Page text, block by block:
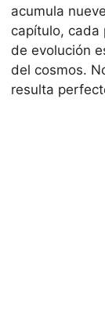
acumula
capítulo, cada
de evolución
del cosmos.
resulta